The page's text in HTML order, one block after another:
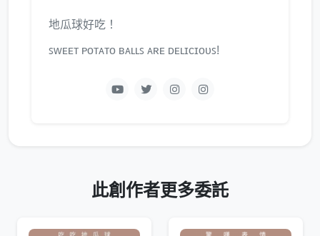
地瓜球好吃！
ꜱᴡᴇᴇᴛ ᴘᴏᴛᴀᴛᴏ ʙᴀʟʟꜱ ᴀʀᴇ ᴅᴇʟɪᴄɪᴏᴜꜱ!
此創作者更多委託